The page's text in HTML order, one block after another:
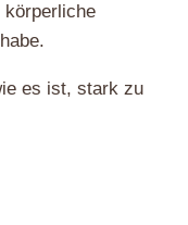
körperliche
es ist, stark zu